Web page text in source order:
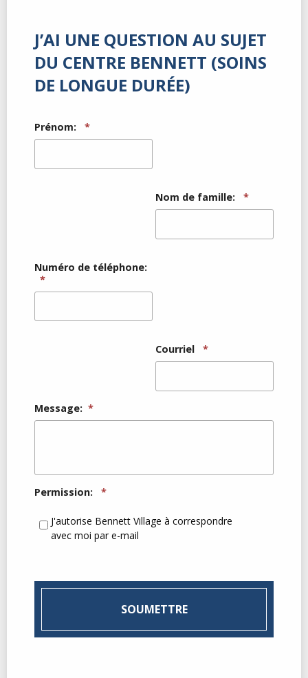
J’AI UNE QUESTION AU SUJET
DU CENTRE BENNETT (SOINS
DE LONGUE DURÉE)
Prénom: *
Nom de famille: *
Numéro de téléphone:
*
Courriel *
Message: *
Permission: *
J'autorise Bennett Village à correspondre
avec moi par e-mail